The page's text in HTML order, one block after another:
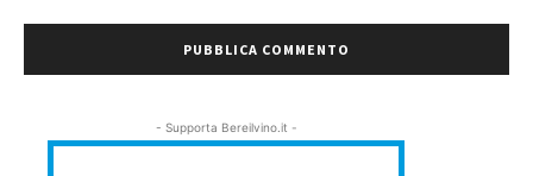
- Supporta Bereilvino.it -